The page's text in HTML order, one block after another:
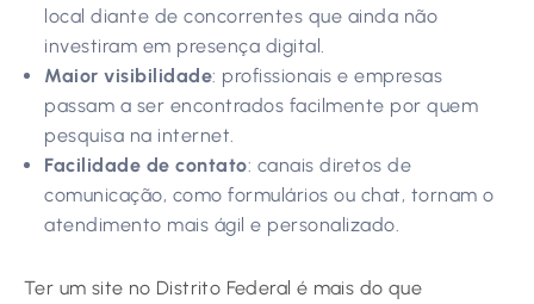
local diante de concorrentes que ainda não
investiram em presença digital.
Maior visibilidade: profissionais e empresas
passam a ser encontrados facilmente por quem
pesquisa na internet.
Facilidade de contato: canais diretos de
comunicação, como formulários ou chat, tornam o
atendimento mais ágil e personalizado.
Ter um site no Distrito Federal é mais do que